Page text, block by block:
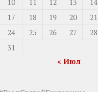
10
11 12 13 14
17
18 19 20 21
24
25 26 27 28
31
« Июл